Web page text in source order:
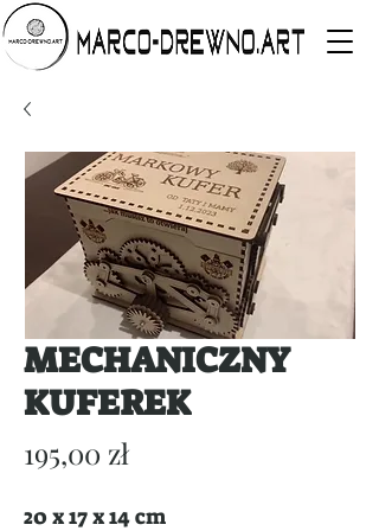
MECHANICZNY
KUFEREK
195,00 złCena
20 x 17 x 14 cm